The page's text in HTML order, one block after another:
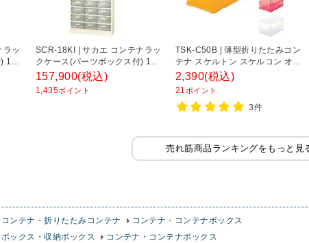
ッ
11
庫
SCR-18KI | サカエ コンテナラッ
クケース(パーツボックス付) 11
段 33個収納 50kg/段 工具保管庫
幅852×奥行320×高さ1800mm
157,900(税込)
1,435ポイント
TSK-C50B | 薄型折りたたみコン
テナ スケルトン スケルコン オリ
コン 箱 50Lロックフタ付 トラス
コ中山 (TRUSCO)
2,390(税込)
21 ポイント
3件
売れ筋商品ランキングをもっと見
コンテナ・折りたたみコンテナ
コンテナ・コンテナボックス
ックス・収納ボックス コンテナ・コンテナボックス